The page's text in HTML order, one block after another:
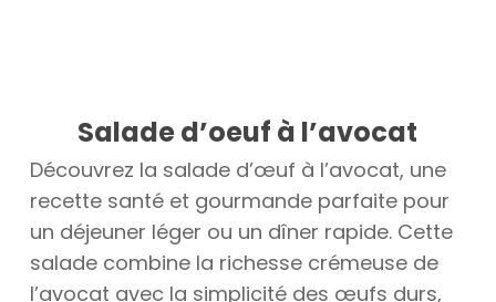
Salade d’oeuf à l’avocat
Découvrez la salade d’œuf à l’avocat, une
recette santé et gourmande parfaite pour
un déjeuner léger ou un dîner rapide. Cette
salade combine la richesse crémeuse de
l’avocat avec la simplicité des œufs durs,